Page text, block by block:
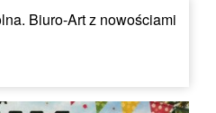
Biuro-Art z nowościami